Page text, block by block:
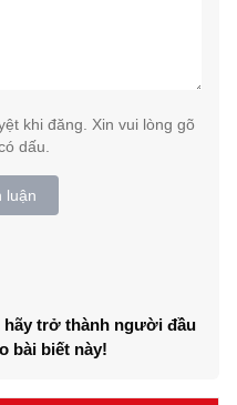
khi đăng. Xin vui lòng gõ
dấu.
luận
hãy trở thành người đầu
bài biết này!